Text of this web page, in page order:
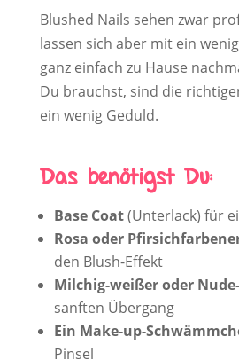
Blushed Nails sehen zwar
lassen sich aber mit ein
ganz einfach zu Hause
Du brauchst, sind die
ein wenig Geduld.
Das benötigst Du:
Base Coat(Unterlack) für
Rosa oder
den Blush-Effekt
Milchig-weißer oder
sanften Übergang
Ein Make-up-
Pinsel